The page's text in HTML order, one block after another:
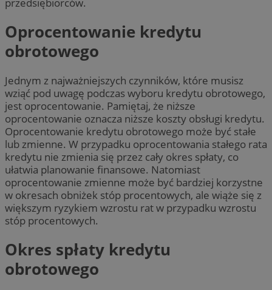
Oprocentowanie kredytu
obrotowego
Jednym z najważniejszych czynników, które musisz
wziąć pod uwagę podczas wyboru kredytu obrotowego,
jest oprocentowanie. Pamiętaj, że niższe
oprocentowanie oznacza niższe koszty obsługi kredytu.
Oprocentowanie kredytu obrotowego może być stałe
lub zmienne. W przypadku oprocentowania stałego rata
kredytu nie zmienia się przez cały okres spłaty, co
ułatwia planowanie finansowe. Natomiast
oprocentowanie zmienne może być bardziej korzystne
w okresach obniżek stóp procentowych, ale wiąże się z
większym ryzykiem wzrostu rat w przypadku wzrostu
stóp procentowych.
Okres spłaty kredytu
obrotowego